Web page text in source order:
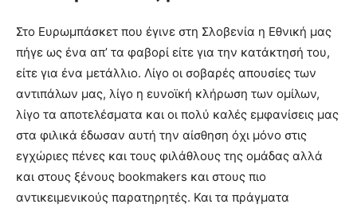
Στο Ευρωμπάσκετ που έγινε στη Σλοβενία η Εθνική μας
πήγε ως ένα απ’ τα φαβορί είτε για την κατάκτησή του,
είτε για ένα μετάλλιο. Λίγο οι σοβαρές απουσίες των
αντιπάλων μας, λίγο η ευνοϊκή κλήρωση των ομίλων,
λίγο τα αποτελέσματα και οι πολύ καλές εμφανίσεις μας
στα φιλικά έδωσαν αυτή την αίσθηση όχι μόνο στις
εγχώριες πένες και τους φιλάθλους της ομάδας αλλά
και στους ξένους bookmakers και στους πιο
αντικειμενικούς παρατηρητές. Και τα πράγματα